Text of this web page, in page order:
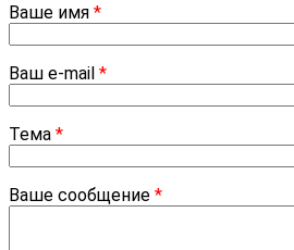
Ваше имя *
Ваш e-mail *
Тема *
Ваше сообщение *